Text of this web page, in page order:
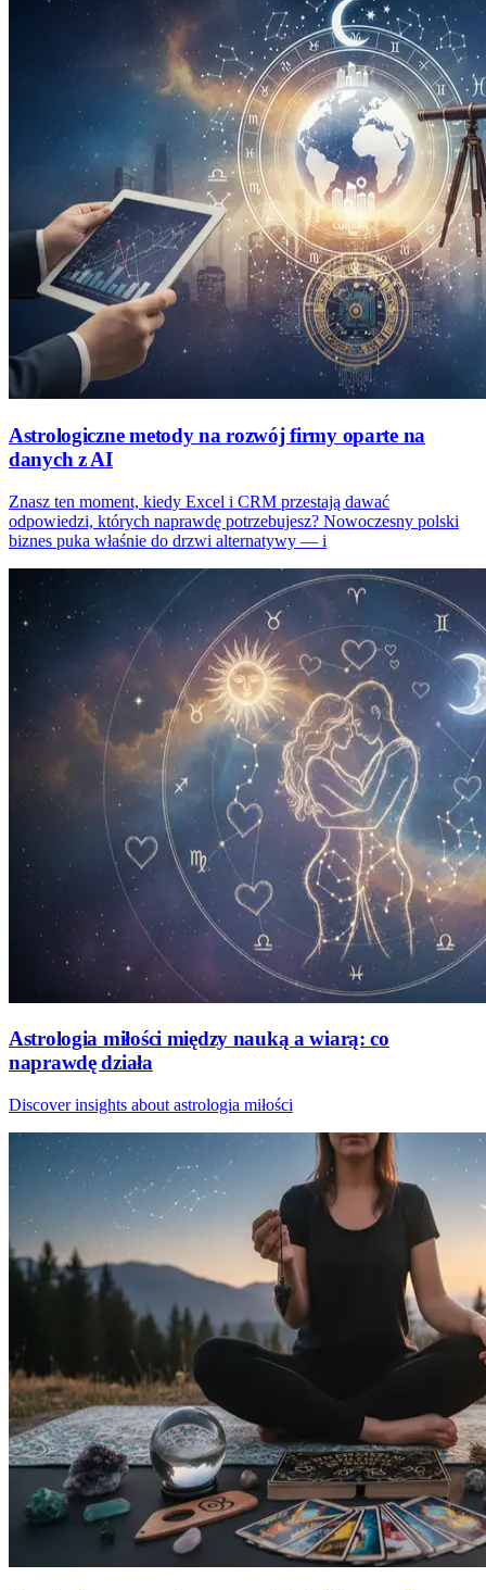
Astrologiczne metody na rozwój firmy oparte na
danych z AI
Znasz ten moment, kiedy Excel i CRM przestają dawać
odpowiedzi, których naprawdę potrzebujesz? Nowoczesny polski
biznes puka właśnie do drzwi alternatywy — i
Astrologia miłości między nauką a wiarą: co
naprawdę działa
Discover insights about astrologia miłości